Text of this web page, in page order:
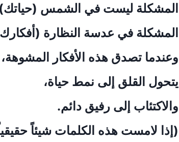
‏المشكلة ليست في الشمس
‏المشكلة في عدسة النظارة
‏وعندما تصدق هذه الأفكار المشوهة،
‏يتحول القلق إلى نمط حياة،
‏والاكتئاب إلى رفيق دائم.
‏(إذا لامست هذه الكلمات شيئاً